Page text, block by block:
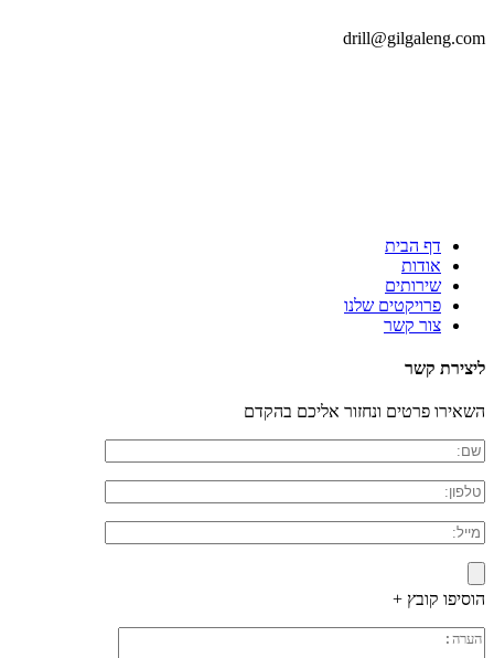
drill@gilgaleng.com
דף הבית
אודות
שירותים
פרויקטים שלנו
צור קשר
ליצירת קשר
השאירו פרטים ונחזור אליכם בהקדם
הוסיפו קובץ +